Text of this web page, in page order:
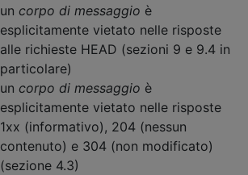
un corpo di messaggio è
esplicitamente vietato nelle risposte
alle richieste HEAD (sezioni 9 e 9.4 in
particolare)
un corpo di messaggio è
esplicitamente vietato nelle risposte
1xx (informativo), 204 (nessun
contenuto) e 304 (non modificato)
(sezione 4.3)